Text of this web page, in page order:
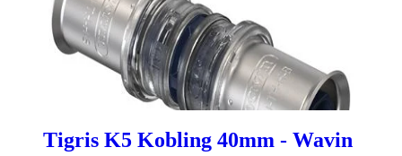
Tigris K5 Kobling 40mm - Wavin